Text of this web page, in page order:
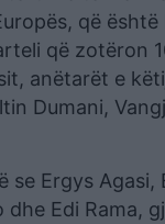
që
që zotëron
anëtarët e
Dumani,
se Ergys Agasi,
dhe Edi Rama,